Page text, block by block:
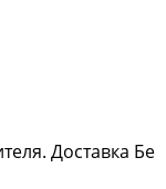
Доставка Бе